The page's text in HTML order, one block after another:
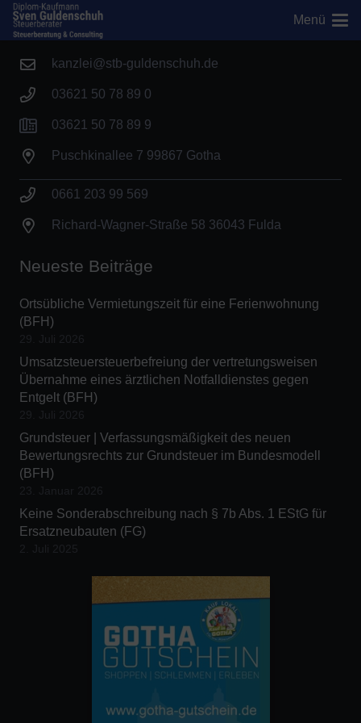
Menü
Kontakt
kanzlei@stb-guldenschuh.de
03621 50 78 89 0
03621 50 78 89 9
Puschkinallee 7 99867 Gotha
0661 203 99 569
Richard-Wagner-Straße 58 36043 Fulda
Neueste Beiträge
Ortsübliche Vermietungszeit für eine Ferienwohnung
(BFH)
Umsatzsteuersteuerbefreiung der vertretungsweisen
Übernahme eines ärztlichen Notfalldienstes gegen
Entgelt (BFH)
Grundsteuer | Verfassungsmäßigkeit des neuen
Bewertungsrechts zur Grundsteuer im Bundesmodell
(BFH)
Keine Sonderabschreibung nach § 7b Abs. 1 EStG für
Ersatzneubauten (FG)